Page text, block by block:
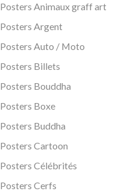
Posters Animaux graff art
Posters Argent
Posters Auto / Moto
Posters Billets
Posters Bouddha
Posters Boxe
Posters Buddha
Posters Cartoon
Posters Célébrités
Posters Cerfs